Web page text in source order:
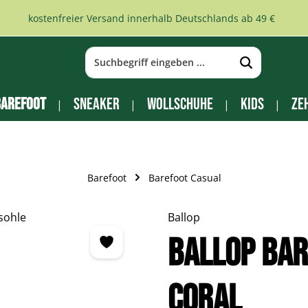
kostenfreier Versand innerhalb Deutschlands ab 49 €
Sneaker Wollschuhe Kids
Barefoot Barefoot Casual
Ballop
BALLOP